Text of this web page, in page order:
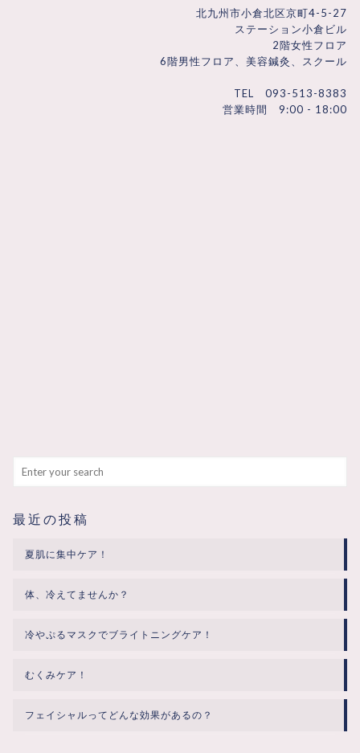
北九州市小倉北区京町4-5-27
ステーション小倉ビル
2階女性フロア
6階男性フロア、美容鍼灸、スクール
TEL 093-513-8383
営業時間 9:00 - 18:00
最近の投稿
夏肌に集中ケア！
体、冷えてませんか？
冷やぷるマスクでブライトニングケア！
むくみケア！
フェイシャルってどんな効果があるの？